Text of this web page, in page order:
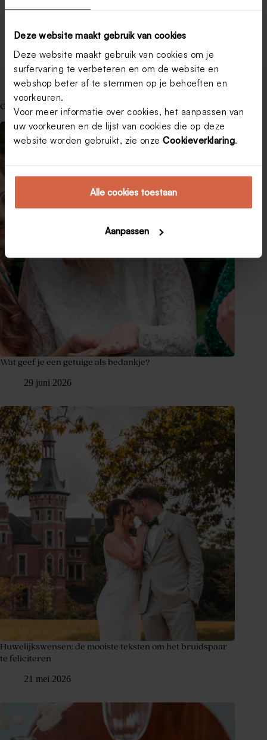
Deze website maakt gebruik van cookies
Deze website maakt gebruik van cookies om je
surfervaring te verbeteren en om de website en
webshop beter af te stemmen op je behoeften en
voorkeuren.
Voor meer informatie over cookies, het aanpassen van
uw voorkeuren en de lijst van cookies die op deze
website worden gebruikt, zie onze Cookieverklaring.
Alle cookies toestaan
Aanpassen
Valentijn cadeaus: 5 originele ideeën!
Gerelateerde berichten
Wat geef je een getuige als bedankje?
29 juni 2026
Huwelijkswensen: de mooiste teksten om het bruidspaar
te feliciteren
21 mei 2026